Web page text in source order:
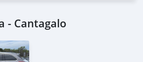
- Cantagalo